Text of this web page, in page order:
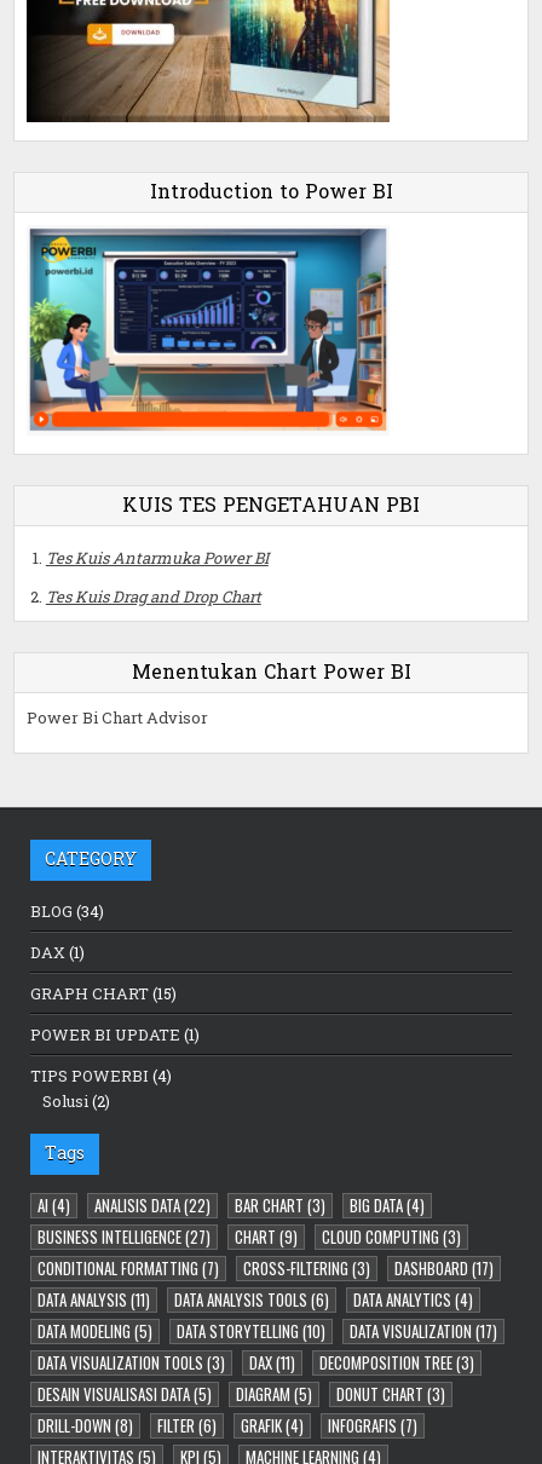
Introduction to Power BI
KUIS TES PENGETAHUAN PBI
Tes Kuis Antarmuka Power BI
Tes Kuis Drag and Drop Chart
Menentukan Chart Power BI
Power Bi Chart Advisor
CATEGORY
BLOG (34)
DAX(1)
GRAPH CHART(15)
POWER BI UPDATE (1)
TIPS POWERBI (4)
Solusi(2)
Tags
AI (4) ANALISIS DATA(22) BAR CHART (3) BIG DATA(4)
BUSINESS INTELLIGENCE(27) CHART (9) CLOUD COMPUTING (3)
CONDITIONAL FORMATTING (7) CROSS-FILTERING (3) DASHBOARD (17)
DATA ANALYSIS (11) DATA ANALYSIS TOOLS (6) DATA ANALYTICS (4)
DATA MODELING (5) DATA STORYTELLING (10) DATA VISUALIZATION (17)
DATA VISUALIZATION TOOLS (3) DAX(11) DECOMPOSITION TREE(3)
DESAIN VISUALISASI DATA(5) DIAGRAM (5) DONUT CHART (3)
DRILL-DOWN (8) FILTER(6) GRAFIK(4) INFOGRAFIS (7)
INTERAKTIVITAS (5) KPI (5) MACHINE LEARNING (4)